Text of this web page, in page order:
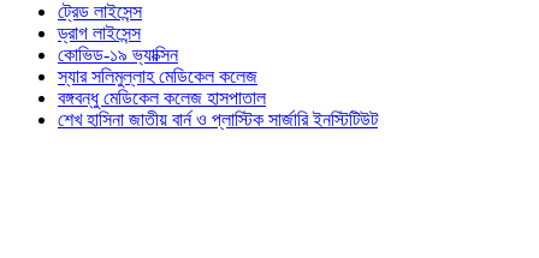
ট্রেড লাইসেন্স
ড্রাগ লাইসেন্স
কোভিড-১৯ ভ্যাক্সিন
স্যার সলিমুল্লাহ মেডিকেল কলেজ
বঙ্গবন্ধু মেডিকেল কলেজ হাসপাতাল
শেখ হাসিনা জাতীয় বার্ন ও প্লাস্টিক সার্জারি ইনস্টিটিউট